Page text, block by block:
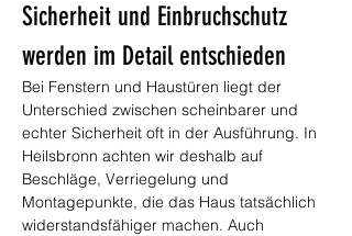
Sicherheit und Einbruchschutz
werden im Detail entschieden
Bei Fenstern und Haustüren liegt der
Unterschied zwischen scheinbarer und
echter Sicherheit oft in der Ausführung. In
Heilsbronn achten wir deshalb auf
Beschläge, Verriegelung und
Montagepunkte, die das Haus tatsächlich
widerstandsfähiger machen. Auch